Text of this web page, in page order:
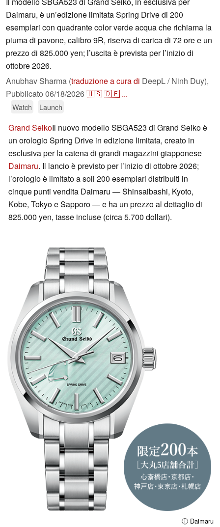
Daimaru, è un’edizione limitata Spring Drive di 200
esemplari con quadrante color verde acqua che richiama la
piuma di pavone, calibro 9R, riserva di carica di 72 ore e un
prezzo di 825.000 yen; l’uscita è prevista per l’inizio di
ottobre 2026.
Anubhav Sharma (traduzione a cura di DeepL / Ninh Duy),
Pubblicato 06/18/2026🇺🇸🇩🇪 ...
Watch Launch
Grand SeikoIl nuovo modello SBGA523 di Grand Seiko è
un orologio Spring Drive in edizione limitata, creato in
esclusiva per la catena di grandi magazzini giapponese
Daimaru. Il lancio è previsto per l’inizio di ottobre 2026;
l’orologio è limitato a soli 200 esemplari distribuiti in
cinque punti vendita Daimaru — Shinsaibashi, Kyoto,
Kobe, Tokyo e Sapporo — e ha un prezzo al dettaglio di
825.000 yen, tasse incluse (circa 5.700 dollari).
ⓘ Daimaru